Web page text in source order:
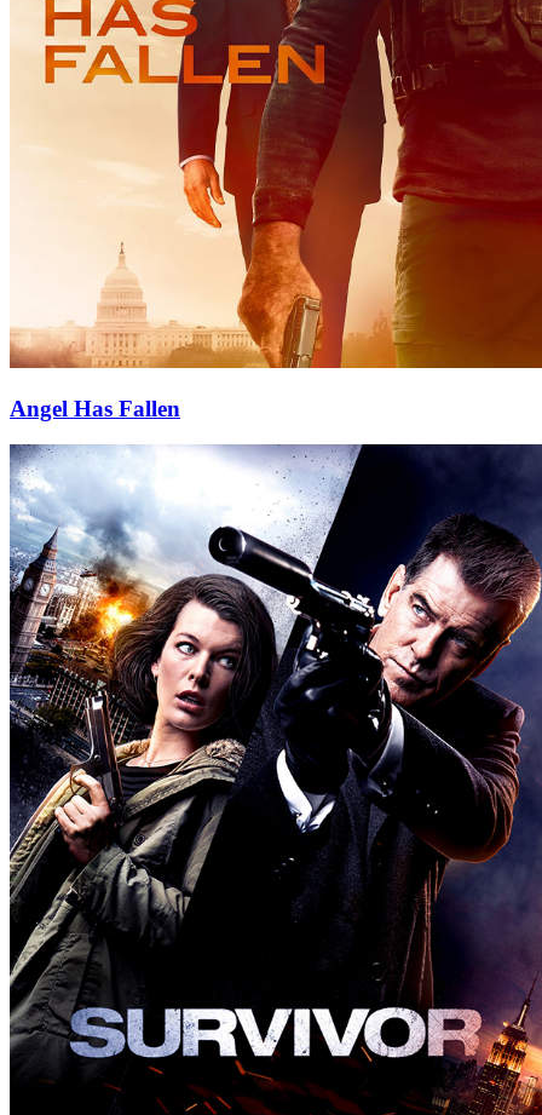
Angel Has Fallen